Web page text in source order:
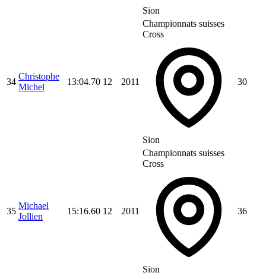
Sion
34
Christophe
Michel
13:04.70 12 2011
Championnats suisses
Cross
Sion
30
35
Michael
Jollien
15:16.60 12 2011
Championnats suisses
Cross
Sion
36